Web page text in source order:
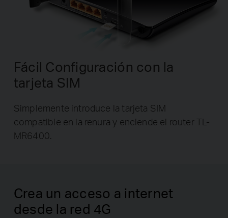
Fácil Configuración con la
tarjeta SIM
Simplemente introduce la tarjeta SIM
compatible en la renura y enciende el router TL-
MR6400.
Crea un acceso a internet
desde la red 4G